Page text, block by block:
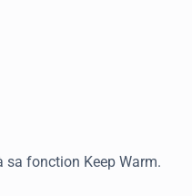
fonction Keep Warm.